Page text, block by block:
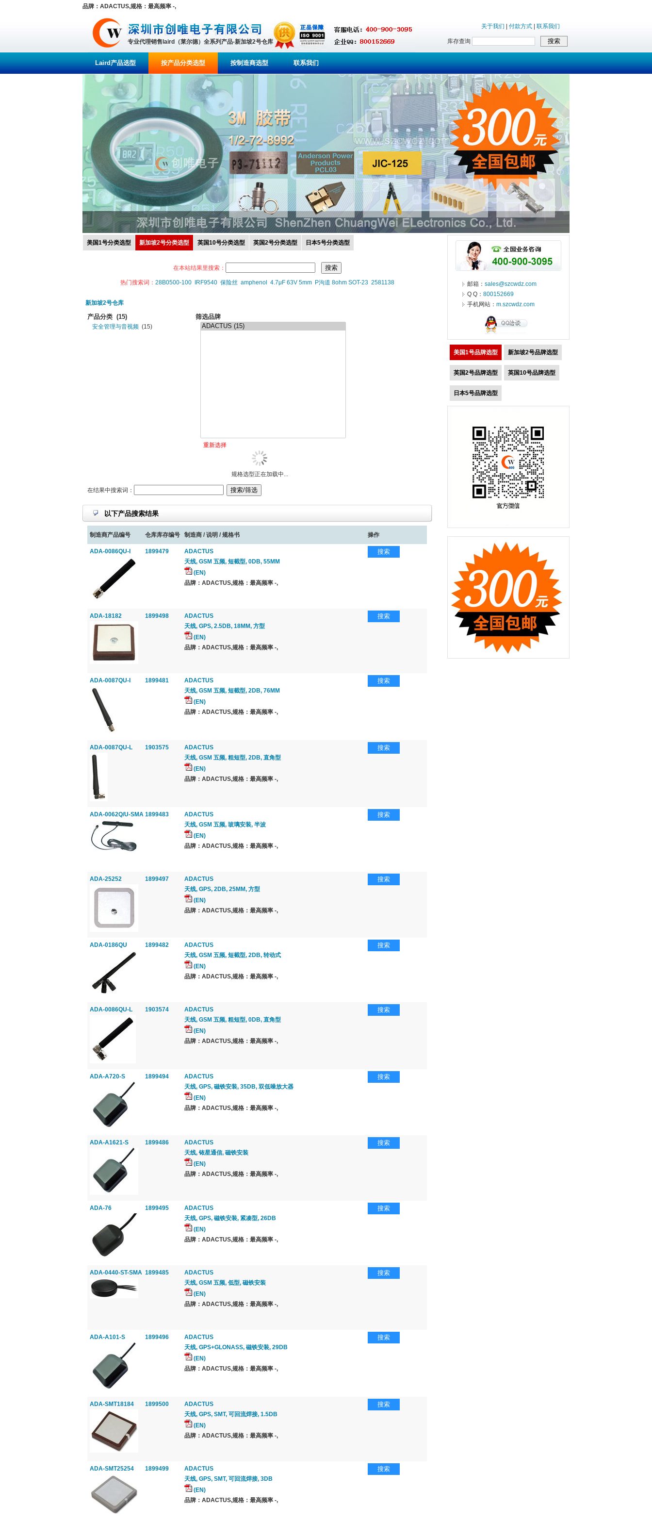
品牌：ADACTUS,规格：最高频率 -,
专业代理销售laird（莱尔德）全系列产品-新加坡2号仓库
关于我们 付款方式 联系我们
库存查询
Laird产品选型 按产品分类选型 按制造商选型 联系我们
美国1号分类选型 新加坡2号分类选型 英国10号分类选型 英国2号分类选型 日本5号分类选型
在本站结果里搜索：
热门搜索词： 28B0500-100 IRF9540 保险丝 amphenol 4.7μF 63V 5mm P沟道 8ohm SOT-23 2581138
新加坡2号仓库
产品分类 (15)
安全管理与音视频 (15)
筛选品牌
重新选择
规格选型正在加载中...
在结果中搜索词：
以下产品搜索结果
制造商产品编号 仓库库存编号 制造商 / 说明 / 规格书 操作
ADA-0086QU-I 1899479
ADACTUS
天线, GSM 五频, 短截型, 0DB, 55MM
(EN)
品牌：ADACTUS,规格：最高频率 -,
搜索
ADA-18182 1899498
ADACTUS
天线, GPS, 2.5DB, 18MM, 方型
(EN)
品牌：ADACTUS,规格：最高频率 -,
搜索
ADA-0087QU-I 1899481
ADACTUS
天线, GSM 五频, 短截型, 2DB, 76MM
(EN)
品牌：ADACTUS,规格：最高频率 -,
搜索
ADA-0087QU-L 1903575
ADACTUS
天线, GSM 五频, 粗短型, 2DB, 直角型
(EN)
品牌：ADACTUS,规格：最高频率 -,
搜索
ADA-0062Q/U-SMA 1899483
ADACTUS
天线, GSM 五频, 玻璃安装, 半波
(EN)
品牌：ADACTUS,规格：最高频率 -,
搜索
ADA-25252 1899497
ADACTUS
天线, GPS, 2DB, 25MM, 方型
(EN)
品牌：ADACTUS,规格：最高频率 -,
搜索
ADA-0186QU 1899482
ADACTUS
天线, GSM 五频, 短截型, 2DB, 转动式
(EN)
品牌：ADACTUS,规格：最高频率 -,
搜索
ADA-0086QU-L 1903574
ADACTUS
天线, GSM 五频, 粗短型, 0DB, 直角型
(EN)
品牌：ADACTUS,规格：最高频率 -,
搜索
ADA-A720-S 1899494
ADACTUS
天线, GPS, 磁铁安装, 35DB, 双低噪放大器
(EN)
品牌：ADACTUS,规格：最高频率 -,
搜索
ADA-A1621-S 1899486
ADACTUS
天线, 铱星通信, 磁铁安装
(EN)
品牌：ADACTUS,规格：最高频率 -,
搜索
ADA-76 1899495
ADACTUS
天线, GPS, 磁铁安装, 紧凑型, 26DB
(EN)
品牌：ADACTUS,规格：最高频率 -,
搜索
ADA-0440-ST-SMA 1899485
ADACTUS
天线, GSM 五频, 低型, 磁铁安装
(EN)
品牌：ADACTUS,规格：最高频率 -,
搜索
ADA-A101-S 1899496
ADACTUS
天线, GPS+GLONASS, 磁铁安装, 29DB
(EN)
品牌：ADACTUS,规格：最高频率 -,
搜索
ADA-SMT18184 1899500
ADACTUS
天线, GPS, SMT, 可回流焊接, 1.5DB
(EN)
品牌：ADACTUS,规格：最高频率 -,
搜索
ADA-SMT25254 1899499
ADACTUS
天线, GPS, SMT, 可回流焊接, 3DB
(EN)
品牌：ADACTUS,规格：最高频率 -,
搜索
邮箱： sales@szcwdz.com
Q Q： 800152669
手机网站： m.szcwdz.com
美国1号品牌选型 新加坡2号品牌选型
英国2号品牌选型 英国10号品牌选型
日本5号品牌选型